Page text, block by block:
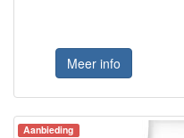
Meer info
Aanbieding